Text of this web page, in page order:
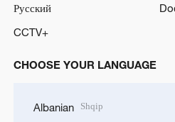
Русский
CCTV+
CHOOSE YOUR LANGUAGE
Albanian Shqip